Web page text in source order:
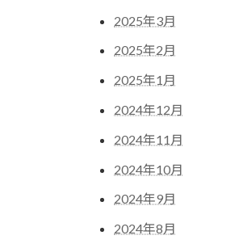
2025年3月
2025年2月
2025年1月
2024年12月
2024年11月
2024年10月
2024年9月
2024年8月